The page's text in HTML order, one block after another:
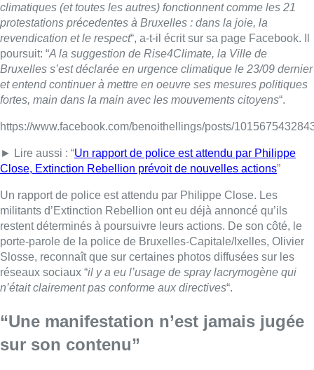
climatiques (et toutes les autres) fonctionnent comme les 21
protestations précedentes à Bruxelles : dans la joie, la
revendication et le respect“, a-t-il écrit sur sa page Facebook. Il
poursuit: “A la suggestion de Rise4Climate, la Ville de
Bruxelles s’est déclarée en urgence climatique le 23/09 dernier
et entend continuer à mettre en oeuvre ses mesures politiques
fortes, main dans la main avec les mouvements citoyens“.
https://www.facebook.com/benoithellings/posts/
► Lire aussi : “Un rapport de police est attendu par Philippe
Close, Extinction Rebellion prévoit de nouvelles actions”
Un rapport de police est attendu par Philippe Close. Les
militants d’Extinction Rebellion ont eu déjà annoncé qu’ils
restent déterminés à poursuivre leurs actions. De son côté, le
porte-parole de la police de Bruxelles-Capitale/Ixelles, Olivier
Slosse, reconnaît que sur certaines photos diffusées sur les
réseaux sociaux “il y a eu l’usage de spray lacrymogène qui
n’était clairement pas conforme aux directives“.
“Une manifestation n’est jamais jugée
sur son contenu”